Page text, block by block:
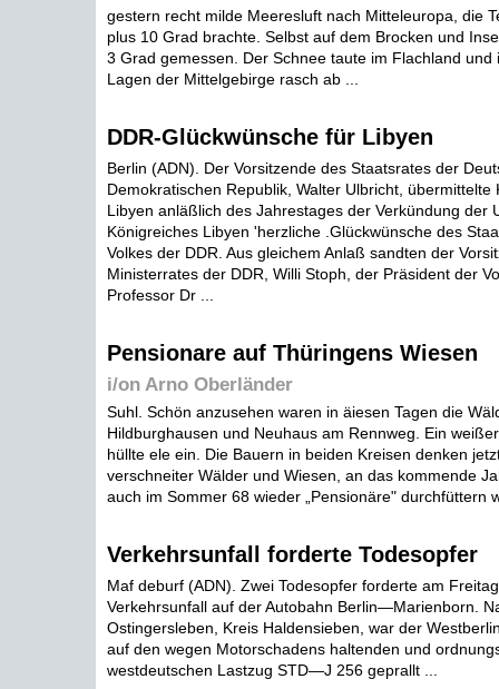
gestern recht milde Meeresluft nach Mitteleuropa, die
plus 10 Grad brachte. Selbst auf dem Brocken und
3 Grad gemessen. Der Schnee taute im Flachland und
Lagen der Mittelgebirge rasch ab ...
DDR-Glückwünsche für Libyen
Berlin (ADN). Der Vorsitzende des Staatsrates der
Demokratischen Republik, Walter Ulbricht, übermittelte
Libyen anläßlich des Jahrestages der Verkündung der
Königreiches Libyen 'herzliche .Glückwünsche des
Volkes der DDR. Aus gleichem Anlaß sandten der
Ministerrates der DDR, Willi Stoph, der Präsident der
Professor Dr ...
Pensionare auf Thüringens Wiesen
i/on Arno Oberländer
Suhl. Schön anzusehen waren in äiesen Tagen die
Hildburghausen und Neuhaus am Rennweg. Ein
hüllte ele ein. Die Bauern in beiden Kreisen denken
verschneiter Wälder und Wiesen, an das kommende
auch im Sommer 68 wieder „Pensionäre" durchfüttern
Verkehrsunfall forderte Todesopfer
Maf deburf (ADN). Zwei Todesopfer forderte am
Verkehrsunfall auf der Autobahn Berlin—Marienborn.
Ostingersleben, Kreis Haldensieben, war der
auf den wegen Motorschadens haltenden und
westdeutschen Lastzug STD—J 256 geprallt ...